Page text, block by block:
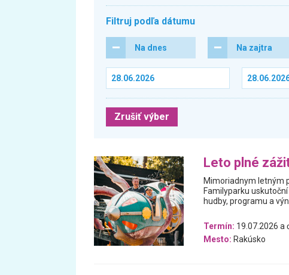
Filtruj podľa dátumu
Na dnes Na zajtra
Zrušiť výber
Leto plné
Mimoriadnym letným
Familyparku
hudby, programu a
Termín: 19.07.2026 a
Mesto: Rakúsko